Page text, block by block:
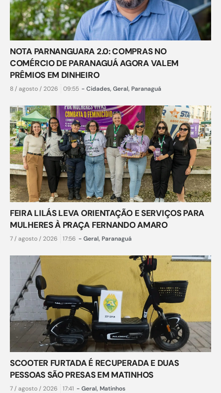
NOTA PARNANGUARA 2.0: COMPRAS NO
COMÉRCIO DE PARANAGUÁ AGORA VALEM
PRÊMIOS EM DINHEIRO
8 / agosto / 2026 09:55 - Cidades, Geral, Paranaguá
FEIRA LILÁS LEVA ORIENTAÇÃO E SERVIÇOS PARA
MULHERES À PRAÇA FERNANDO AMARO
7 / agosto / 2026 17:56 - Geral, Paranaguá
SCOOTER FURTADA É RECUPERADA E DUAS
PESSOAS SÃO PRESAS EM MATINHOS
7 / agosto / 2026 17:41 - Geral, Matinhos